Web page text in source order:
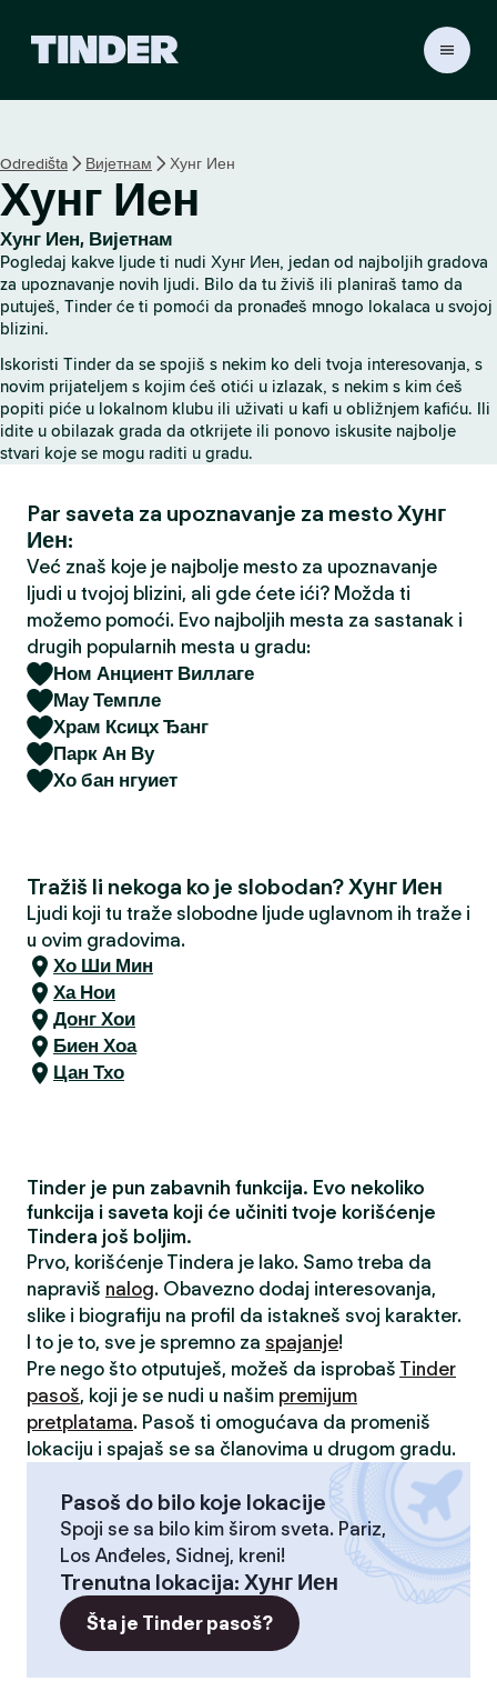
r
p
o
e
t
n
t
r
a
n
a
Odredišta Вијетнам Хунг Иен
Хунг Иен
Хунг Иен, Вијетнам
Pogledaj kakve ljude ti nudi Хунг Иен, jedan od najboljih gradova
za upoznavanje novih ljudi. Bilo da tu živiš ili planiraš tamo da
putuješ, Tinder će ti pomoći da pronađeš mnogo lokalaca u svojoj
blizini.
Iskoristi Tinder da se spojiš s nekim ko deli tvoja interesovanja, s
novim prijateljem s kojim ćeš otići u izlazak, s nekim s kim ćeš
popiti piće u lokalnom klubu ili uživati u kafi u obližnjem kafiću. Ili
idite u obilazak grada da otkrijete ili ponovo iskusite najbolje
stvari koje se mogu raditi u gradu.
Par saveta za upoznavanje za mesto Хунг
Иен:
Već znaš koje je najbolje mesto za upoznavanje
ljudi u tvojoj blizini, ali gde ćete ići? Možda ti
možemo pomoći. Evo najboljih mesta za sastanak i
drugih popularnih mesta u gradu:
Ном Анциент Виллаге
Мау Темпле
Храм Ксицх Ђанг
Парк Ан Ву
Хо бан нгуиет
Tražiš li nekoga ko je slobodan? Хунг Иен
Ljudi koji tu traže slobodne ljude uglavnom ih traže i
u ovim gradovima.
Хо Ши Мин
Ха Нои
Донг Хои
Биен Хоа
Цан Тхо
Tinder je pun zabavnih funkcija. Evo nekoliko
funkcija i saveta koji će učiniti tvoje korišćenje
Tindera još boljim.
Prvo, korišćenje Tindera je lako. Samo treba da
napraviš nalog. Obavezno dodaj interesovanja,
slike i biografiju na profil da istakneš svoj karakter.
I to je to, sve je spremno za spajanje!
Pre nego što otputuješ, možeš da isprobaš Tinder
pasoš, koji je se nudi u našim premijum
pretplatama. Pasoš ti omogućava da promeniš
lokaciju i spajaš se sa članovima u drugom gradu.
Pasoš do bilo koje lokacije
Spoji se sa bilo kim širom sveta. Pariz,
Los Anđeles, Sidnej, kreni!
Trenutna lokacija: Хунг Иен
Šta je Tinder pasoš?